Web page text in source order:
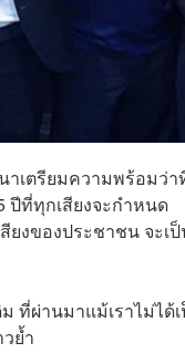
เตรียมความพร้อมว่า
ปีที่ทุกเสียงจะกำหนด
ยงของประชาชน จะเ
ที่ผ่านมาแม้เราไม่ได้
ย้ำ